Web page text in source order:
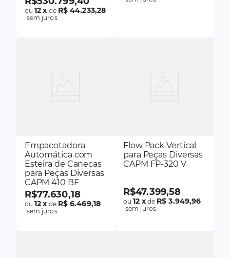
ou12x de R$ 44.233,28
sem juros
Empacotadora
Automática com
Esteira de Canecas
para Peças Diversas
CAPM 410 BF
R$77.630,18
ou12x de R$ 6.469,18
sem juros
Flow Pack Vertical
para Peças Diversas
CAPM FP-320 V
R$47.399,58
ou12 xde R$ 3.949,96
sem juros